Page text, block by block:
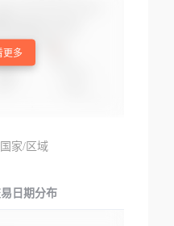
更多
家/区域
日期分布